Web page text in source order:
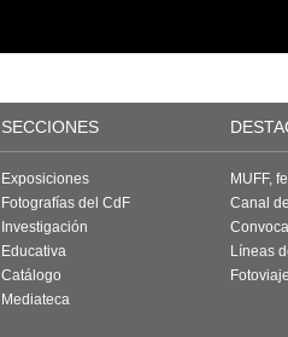
SECCIONES
Exposiciones
Fotografías del CdF
Investigación
Educativa
Catálogo
Mediateca
MUFF,
Canal
Líneas